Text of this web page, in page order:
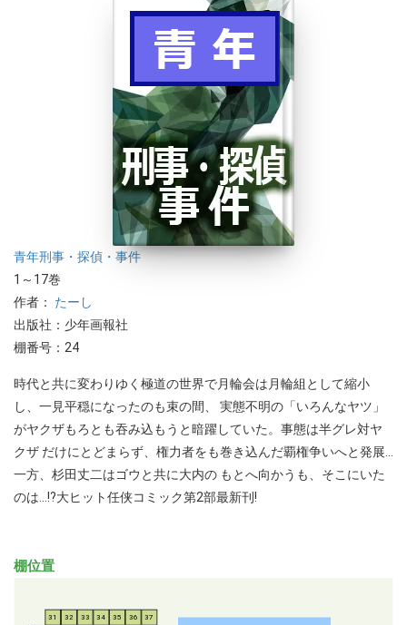
青年刑事・探偵・事件
1～17巻
作者： たーし
出版社：少年画報社
棚番号：24
時代と共に変わりゆく極道の世界で月輪会は月輪組として縮小
し、一見平穏になったのも束の間、 実態不明の「いろんなヤツ」
がヤクザもろとも吞み込もうと暗躍していた。事態は半グレ対ヤ
クザ だけにとどまらず、権力者をも巻き込んだ覇権争いへと発展...
一方、杉田丈二はゴウと共に大内の もとへ向かうも、そこにいた
のは...!?大ヒット任侠コミック第2部最新刊!
棚位置
31 32 33 34 35 36 37